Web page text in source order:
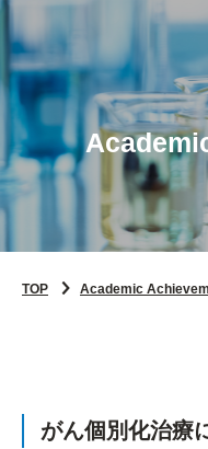
TOP Academic
がん個別化治療